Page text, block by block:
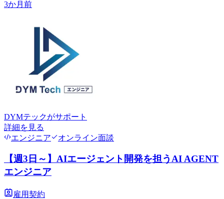
3か月前
DYMテックがサポート
詳細を見る
エンジニア
オンライン面談
【週3日～】AIエージェント開発を担うAI AGENT
エンジニア
雇用契約